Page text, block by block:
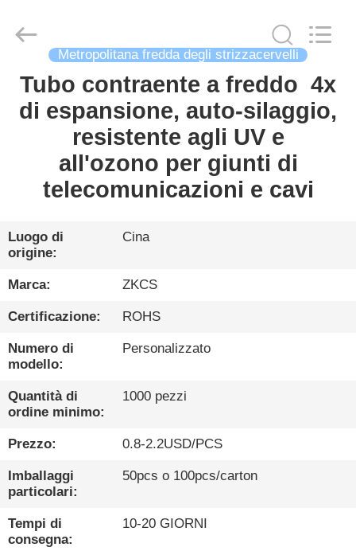
CASA
PRODOTTI
VIDEO
CHI
SIAMO
VISITA
ALLA
FABBRICA
CONTROLLO
DI
QUALITÀ
CONTATTACI
INDUSTRIAL
CO.,
Reserved.
Metropolitana fredda degli strizzacervelli
Tubo contraente a freddo ️ 4x
di espansione, auto-silaggio,
resistente agli UV e
all'ozono per giunti di
telecomunicazioni e cavi
Luogo di
origine:
Cina
Marca: ZKCS
Certificazione: ROHS
Numero di
modello:
Personalizzato
Quantità di
ordine minimo:
1000 pezzi
Prezzo: 0.8-2.2USD/PCS
Imballaggi
particolari:
50pcs o 100pcs/carton
Tempi di
consegna:
10-20 GIORNI